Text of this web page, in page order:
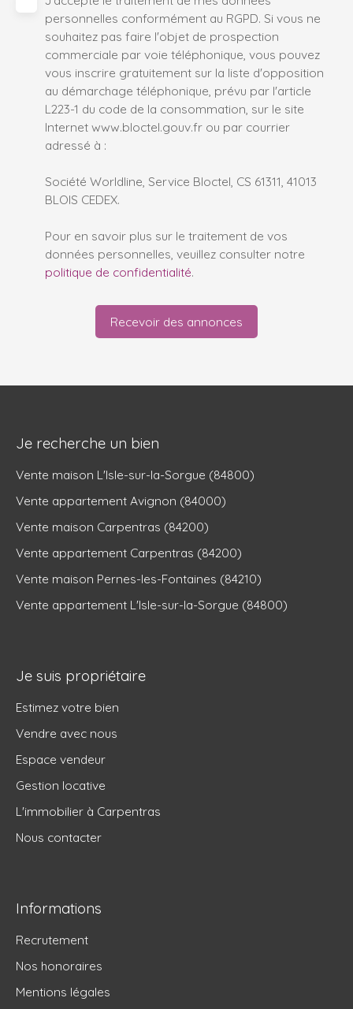
personnelles conformément au RGPD. Si vous ne
souhaitez pas faire l'objet de prospection
commerciale par voie téléphonique, vous pouvez
vous inscrire gratuitement sur la liste d'opposition
au démarchage téléphonique, prévu par l'article
L223-1 du code de la consommation, sur le site
Internet www.bloctel.gouv.fr ou par courrier
adressé à :
Société Worldline, Service Bloctel, CS 61311, 41013
BLOIS CEDEX.
Pour en savoir plus sur le traitement de vos
données personnelles, veuillez consulter notre
politique de confidentialité.
Recevoir des annonces
Je recherche un bien
Vente maison L'Isle-sur-la-Sorgue (84800)
Vente appartement Avignon (84000)
Vente maison Carpentras (84200)
Vente appartement Carpentras (84200)
Vente maison Pernes-les-Fontaines (84210)
Vente appartement L'Isle-sur-la-Sorgue (84800)
Je suis propriétaire
Estimez votre bien
Vendre avec nous
Espace vendeur
Gestion locative
L'immobilier à Carpentras
Nous contacter
Informations
Recrutement
Nos honoraires
Mentions légales